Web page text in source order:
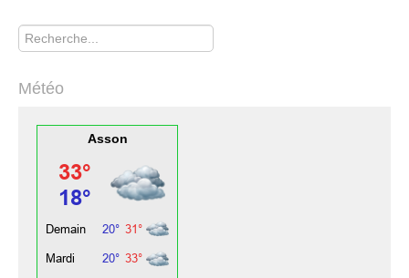
Rechercher
Météo
Asson